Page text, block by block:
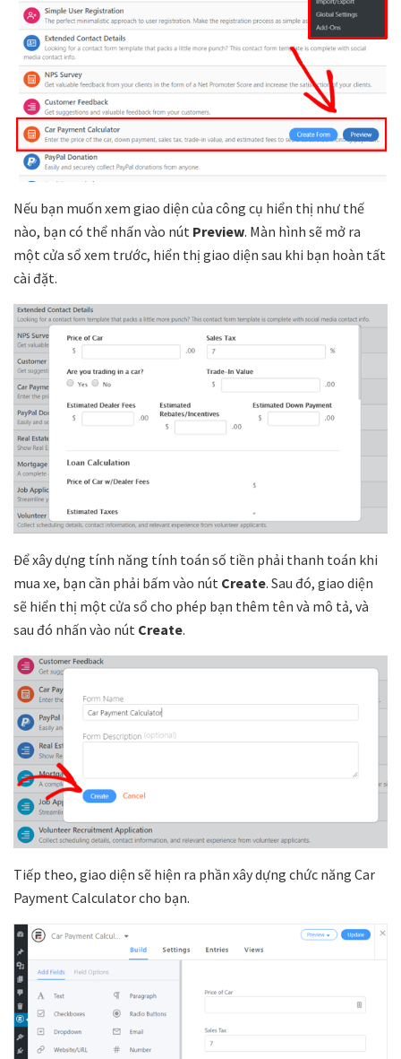
Nếu bạn muốn xem giao diện của công cụ hiển thị như thế
nào, bạn có thể nhấn vào nút Preview. Màn hình sẽ mở ra
một cửa sổ xem trước, hiển thị giao diện sau khi bạn hoàn tất
cài đặt.
Để xây dựng tính năng tính toán số tiền phải thanh toán khi
mua xe, bạn cần phải bấm vào nút Create. Sau đó, giao diện
sẽ hiển thị một cửa sổ cho phép bạn thêm tên và mô tả, và
sau đó nhấn vào nút Create.
Tiếp theo, giao diện sẽ hiện ra phần xây dựng chức năng Car
Payment Calculator cho bạn.